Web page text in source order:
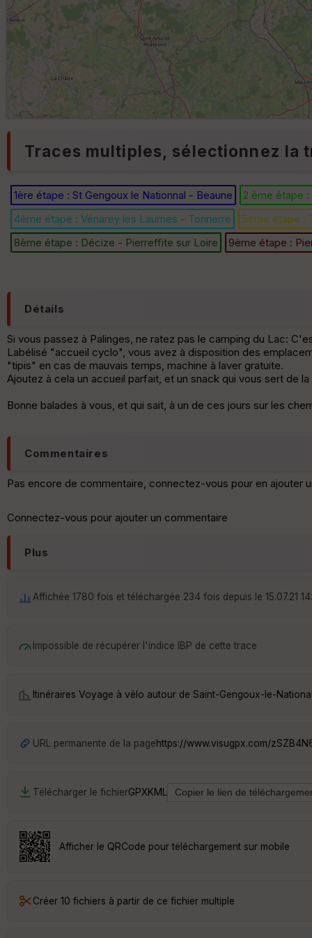
Traces multiples, sélectionnez la
1ère étape : St Gengoux le Nationnal - Beaune
2 ème étape
4ème étape : Vénarey les Laumes - Tonnerre
5ème étape :
8ème étape : Décize - Pierreffite sur Loire
9ème étape :
Détails
Si vous passez à Palinges, ne ratez pas le camping du Lac:
Labélisé "accueil cyclo", vous avez à disposition des
"tipis" en cas de mauvais temps, machine à laver gratuite.
Ajoutez à cela un accueil parfait, et un snack qui vous sert de
Bonne balades à vous, et qui sait, à un de ces jours sur les
Commentaires
Pas encore de commentaire, connectez-vous pour en ajouter
Connectez-vous pour ajouter un commentaire
Plus
Affichée 1780 fois et téléchargée 234 fois depuis le 15.07.21
Impossible de récupérer l'indice IBP de cette trace
Itinéraires Voyage à vélo autour de Saint-Gengoux-le-
URL permanente de la pagehttps://www.visugpx.com/
Télécharger le fichierGPXKML
Afficher le QRCode pour téléchargement sur mobile
Créer 10 fichiers à partir de ce fichier multiple